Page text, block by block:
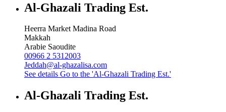
Al-Ghazali Trading Est.
Heerra Market Madina Road
Makkah
Arabie Saoudite
00966 2 5312003
Jeddah@al-ghazalisa.com
See details Go to the 'Al-Ghazali Trading Est.'
Al-Ghazali Trading Est.